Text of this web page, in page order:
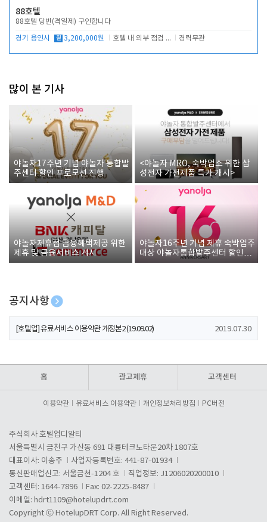
88호텔
88호텔 당번(격일제) 구인합니다
경기 용인시 월 3,200,000원 호텔 내 외부 점검 및 프런트 운영 경력무관
많이 본 기사
야놀자17주년 기념 야놀자 통합발
주센터 할인 프로모션 진행
<야놀자 MRO, 숙박업소 위한 삼
성전자 가전제품 특가 개시>
야놀자제휴점 금융혜택제공 위한
제휴 및 금융서비스 게시
야놀자16주년 기념 제휴 숙박업주
대상 야놀자통합발주센터 할인쿠
폰 증정
공지사항
[호텔업] 개인정보 처리방침 개정본1 (19.09.02)
[호텔업] 유료서비스 이용약관 개정본2 (19.09.02) 2019.07.30
홈 광고제휴 고객센터
이용약관 유료서비스 이용약관 개인정보처리방침 PC버전
주식회사 호텔업디알티
서울특별시 금천구 가산동 691 대륭테크노타운20차 1807호
대표이사: 이송주
사업자등록번호: 441-87-01934
통신판매업신고: 서울금천-1204 호
직업정보: J1206020200010
고객센터: 1644-7896
Fax: 02-2225-8487
이메일: hdrt1109@hotelupdrt.com
Copyright ⓒ HotelupDRT Corp. All Right Reserved.